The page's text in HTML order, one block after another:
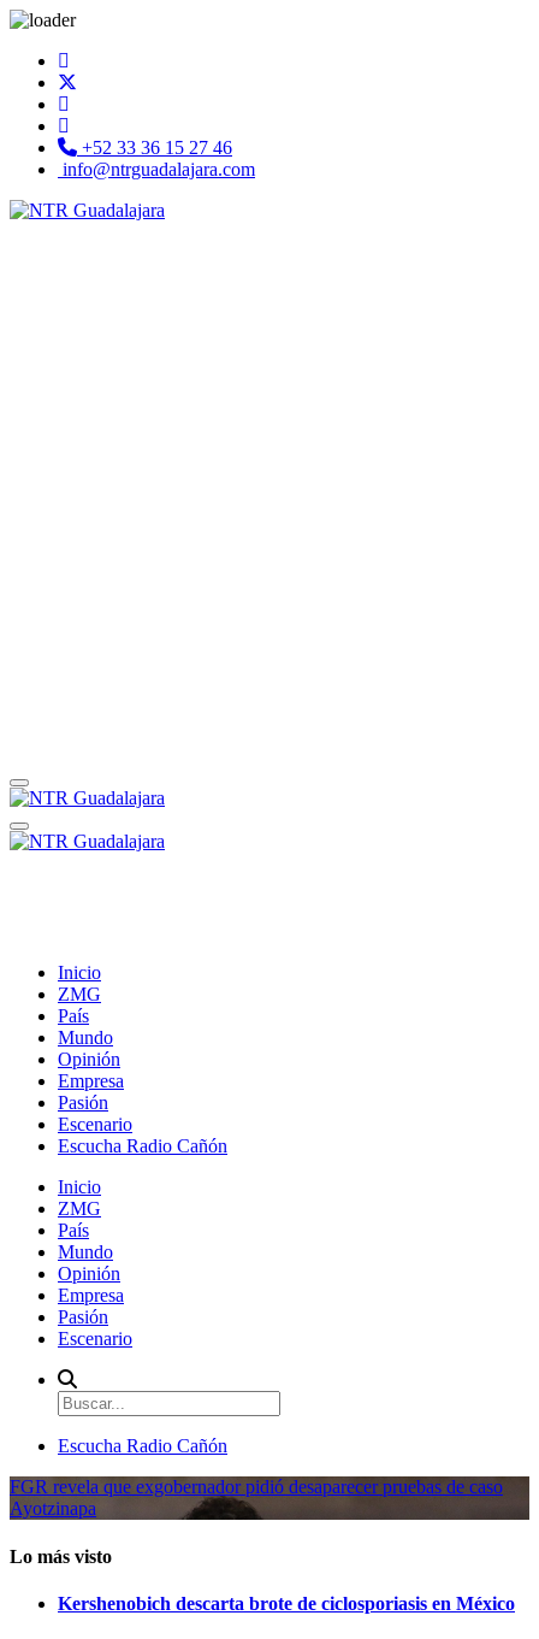
+52 33 36 15 27 46
info@ntrguadalajara.com
Inicio
ZMG
País
Mundo
Opinión
Empresa
Pasión
Escenario
Escucha Radio Cañón
Inicio
ZMG
País
Mundo
Opinión
Empresa
Pasión
Escenario
Escucha Radio Cañón
FGR revela que exgobernador pidió desaparecer pruebas de caso
Ayotzinapa
Lo más visto
Kershenobich descarta brote de ciclosporiasis en México